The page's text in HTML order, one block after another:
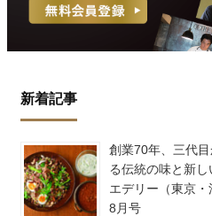
新着記事
創業70年、三代
る伝統の味と新
エデリー（東京
8月号